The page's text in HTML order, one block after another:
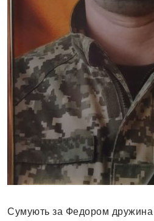
Сумують за Федором дружина